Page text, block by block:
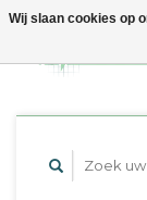
Wij slaan cookies op